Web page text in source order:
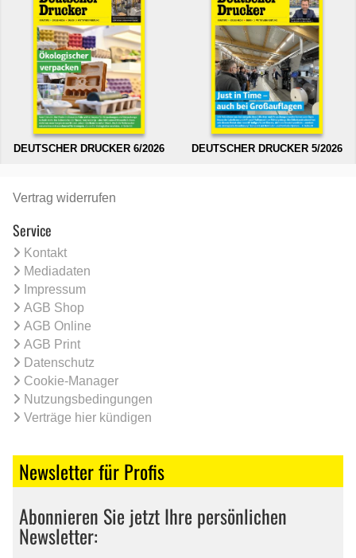
DEUTSCHER DRUCKER 6/2026 DEUTSCHER DRUCKER 5/2026
Vertrag widerrufen
Service
Kontakt
Mediadaten
Impressum
AGB Shop
AGB Online
AGB Print
Datenschutz
Cookie-Manager
Nutzungsbedingungen
Verträge hier kündigen
Newsletter für Profis
Abonnieren Sie jetzt Ihre persönlichen
Newsletter: